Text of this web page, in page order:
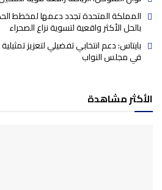
المملكة المتحدة تجدد دعمها لمخطط
بالحل الأكثر واقعية لتسوية نزاع الصحراء
بايتاس: دعم انتخابي تفضيلي لتعزيز
في مجلس النواب
الأكثر مشاهدة